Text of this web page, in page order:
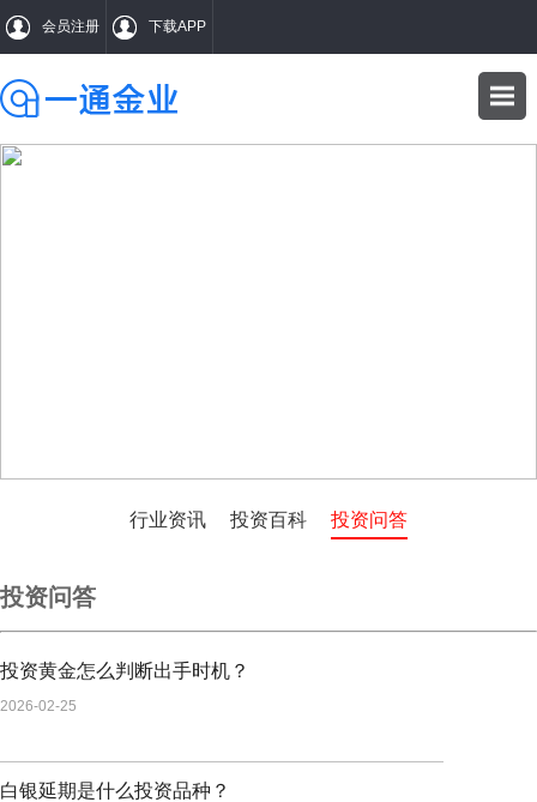
会员注册 下载APP
行业资讯 投资百科 投资问答
投资问答
投资黄金怎么判断出手时机？
2026-02-25
白银延期是什么投资品种？